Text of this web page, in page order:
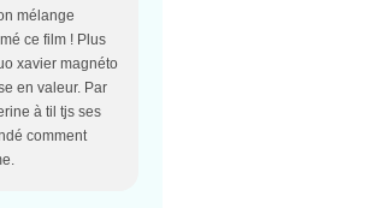
mélange
ce film ! Plus
xavier magnéto
en valeur. Par
à til tjs ses
comment